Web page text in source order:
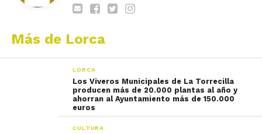
Más de Lorca
LORCA
Los Viveros Municipales de La Torrecilla
producen más de 20.000 plantas al año y
ahorran al Ayuntamiento más de 150.000
euros
CULTURA